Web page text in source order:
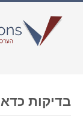
בדיקות